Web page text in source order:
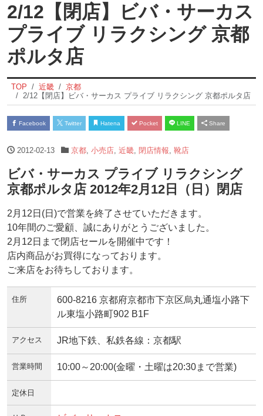
2/12【閉店】ビバ・サーカス
プライブ リラクシング 京都
ポルタ店
TOP 近畿
京都
2/12【閉店】ビバ・サーカス プライブ リラクシング 京都ポルタ店
Facebook Twitter Hatena Pocket LINE Share
2012-02-13 京都, 小売店, 近畿, 閉店情報 靴店
ビバ・サーカス プライブ リラクシング
京都ポルタ店 2012年2月12日（日）閉店
2月12日(日)で営業を終了させていただきます。
10年間のご愛顧、誠にありがとうございました。
2月12日まで閉店セールを開催中です！
店内商品がお買得になっております。
ご来店をお待ちしております。
住所
600-8216 京都府京都市下京区烏丸通塩小路下
ル東塩小路町902 B1F
アクセス JR地下鉄、私鉄各線：京都駅
営業時間 10:00～20:00(金曜・土曜は20:30まで営業)
定休日